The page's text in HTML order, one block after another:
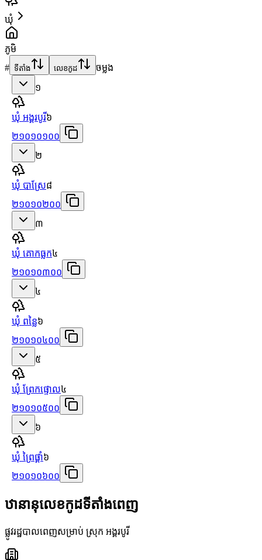
ឃុំ
ភូមិ
# ទីតាំង លេខកូដ
ចម្លង
១
ឃុំ អង្គរបូរី៦
២១០១០១០០
២
ឃុំ បាស្រែ៨
២១០១០២០០
៣
ឃុំ គោកធ្លក៤
២១០១០៣០០
៤
ឃុំ ពន្លៃ៦
២១០១០៤០០
៥
ឃុំ ព្រែកផ្ទោល៤
២១០១០៥០០
៦
ឃុំ ព្រៃផ្គាំ៦
២១០១០៦០០
ឋានានុលេខកូដទីតាំងពេញ
ផ្លូវរដ្ឋបាលពេញសម្រាប់ ស្រុក អង្គរបូរី